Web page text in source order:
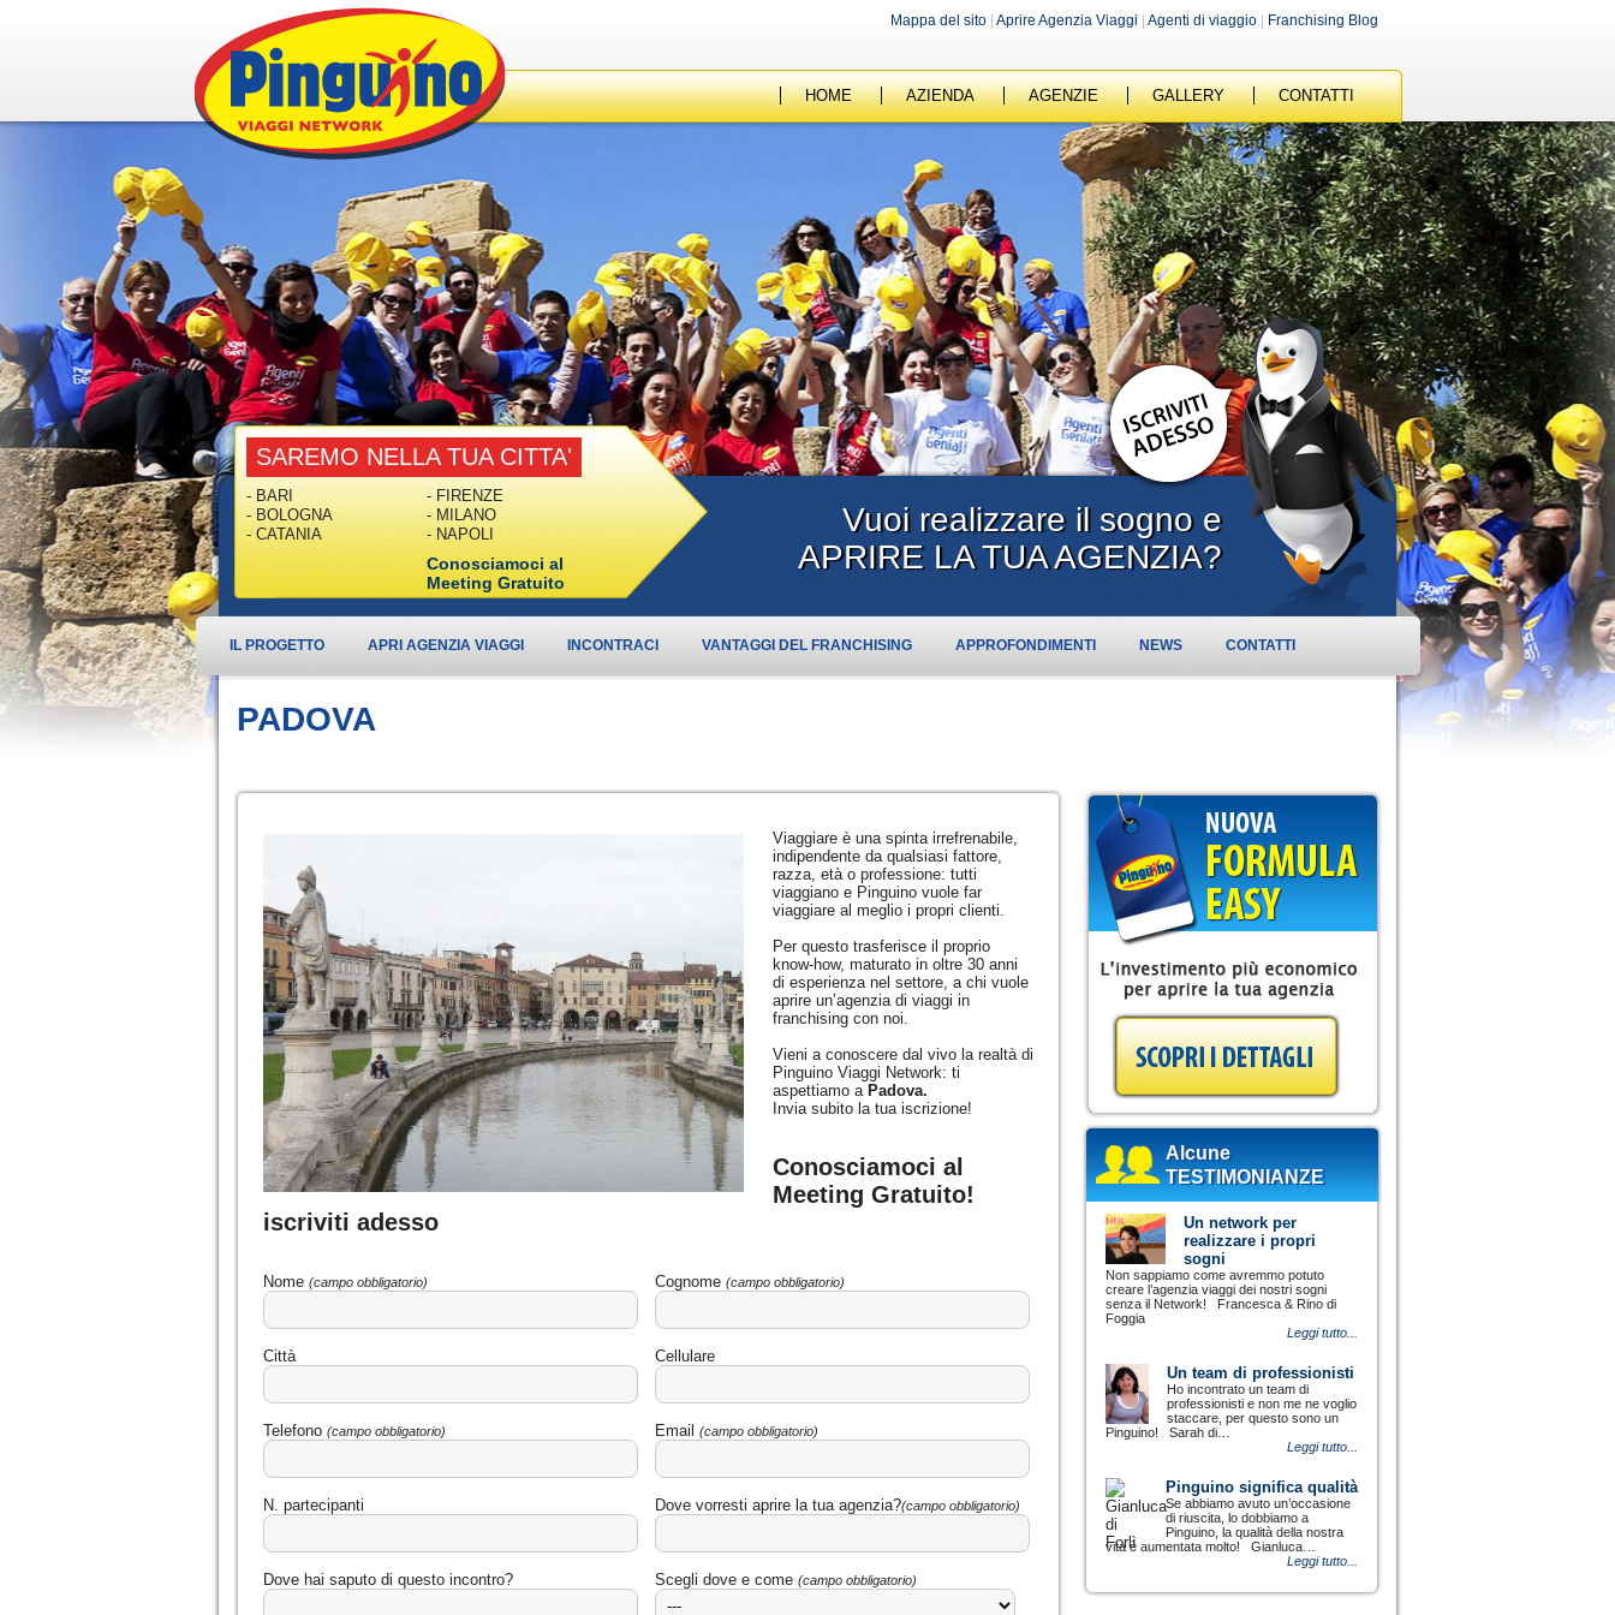
HOME AZIENDA AGENZIE GALLERY CONTATTI
Mappa del sito Aprire Agenzia Viaggi Agenti di viaggio Franchising Blog
SAREMO NELLA TUA CITTA'
- BARI
- BOLOGNA
- CATANIA
- FIRENZE
- MILANO
- NAPOLI
Conosciamoci al
Meeting Gratuito
Vuoi realizzare il sogno e
APRIRE LA TUA AGENZIA?
IL PROGETTO APRI AGENZIA VIAGGI INCONTRACI VANTAGGI DEL FRANCHISING APPROFONDIMENTI NEWS CONTATTI
PADOVA
Viaggiare è una spinta irrefrenabile,
indipendente da qualsiasi fattore,
razza, età o professione: tutti
viaggiano e Pinguino vuole far
viaggiare al meglio i propri clienti.
Per questo trasferisce il proprio
know-how, maturato in oltre 30 anni
di esperienza nel settore, a chi vuole
aprire un’agenzia di viaggi in
franchising con noi.
Vieni a conoscere dal vivo la realtà di
Pinguino Viaggi Network: ti
aspettiamo a Padova.
Invia subito la tua iscrizione!
Conosciamoci al
Meeting Gratuito!
iscriviti adesso
Nome (campo obbligatorio)
Città
Telefono (campo obbligatorio)
N. partecipanti
Dove hai saputo di questo incontro?
Cognome (campo obbligatorio)
Cellulare
Email (campo obbligatorio)
Dove vorresti aprire la tua agenzia?(campo obbligatorio)
Scegli dove e come (campo obbligatorio)
Alcune
TESTIMONIANZE
Un network per
realizzare i propri
sogni
Non sappiamo come avremmo potuto
creare l’agenzia viaggi dei nostri sogni
senza il Network! Francesca & Rino di
Foggia
Leggi tutto...
Un team di professionisti
Ho incontrato un team di
professionisti e non me ne voglio
staccare, per questo sono un
Pinguino! Sarah di…
Leggi tutto...
Pinguino significa qualità
Se abbiamo avuto un’occasione
di riuscita, lo dobbiamo a
Pinguino, la qualità della nostra
vita è aumentata molto! Gianluca…
Leggi tutto...